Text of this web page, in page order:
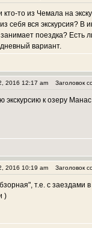
кто-то из Чемала на
себя вся экскурсия?
поездка? Есть
вариант.
2016 12:17 am Заголовок
экскурсию к озеру
2016 10:19 am Заголовок
т.е. с заездами
)